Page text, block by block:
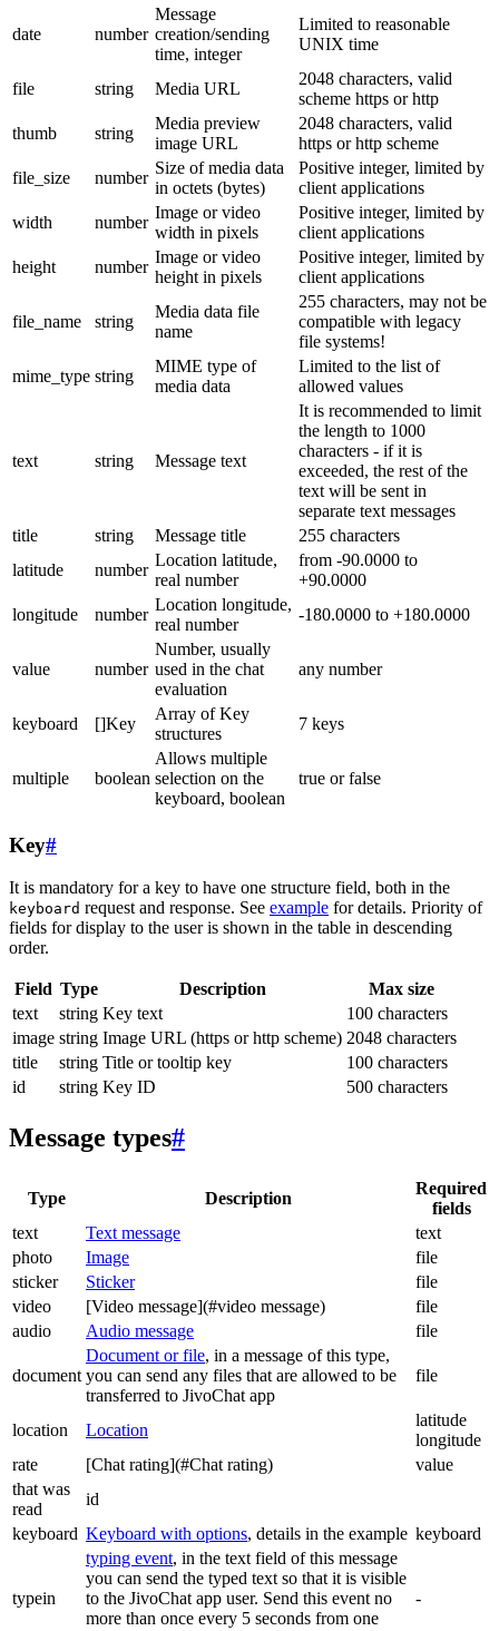
date number
Message
creation/sending
time, integer
Limited to reasonable
UNIX time
file string Media URL
2048 characters, valid
scheme https or http
thumb
string
Media preview
image URL
2048 characters, valid
https or http scheme
file_size
number
Size of media data
in octets (bytes)
Positive integer, limited by
client applications
width
number
Image or video
width in pixels
Positive integer, limited by
client applications
height
number
Image or video
height in pixels
Positive integer, limited by
client applications
file_name string
Media data file
name
255 characters, may not be
compatible with legacy
file systems!
mime_type string
MIME type of
media data
Limited to the list of
allowed values
text string Message text
It is recommended to limit
the length to 1000
characters - if it is
exceeded, the rest of the
text will be sent in
separate text messages
title
string Message title
255 characters
latitude
number
Location latitude,
real number
from -90.0000 to
+90.0000
longitude
number
Location longitude,
real number
-180.0000 to +180.0000
value number
Number, usually
used in the chat
evaluation
any number
keyboard []Key
Array of Key
structures
7 keys
multiple boolean
Allows multiple
selection on the
keyboard, boolean
true or false
Key#
It is mandatory for a key to have one structure field, both in the
keyboard request and response. See example for details. Priority of
fields for display to the user is shown in the table in descending
order.
Field Type Description
Max size
text
string Key text
100 characters
image string Image URL (https or http scheme) 2048 characters
title
string Title or tooltip key
100 characters
id
string Key ID 500 characters
Message types#
Type Description
Required
fields
text
Text message
text
photo
Image
file
sticker
Sticker
file
video
[Video message](#video message)
file
audio
Audio message file
document
Document or file, in a message of this type,
you can send any files that are allowed to be
transferred to JivoChat app
file
location Location
latitude
longitude
rate
[Chat rating](#Chat rating)
value
that was
read
id
keyboard Keyboard with options, details in the example keyboard
typein
typing event, in the text field of this message
you can send the typed text so that it is visible
to the JivoChat app user. Send this event no
more than once every 5 seconds from one
-